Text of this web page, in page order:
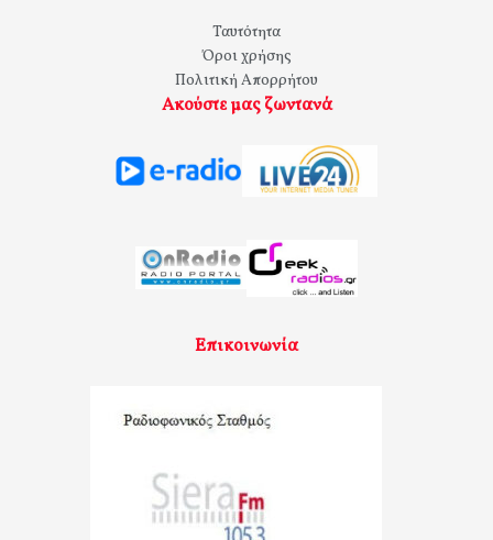
Ταυτότητα
Όροι χρήσης
Πολιτική Απορρήτου
Ακούστε μας ζωντανά
Επικοινωνία